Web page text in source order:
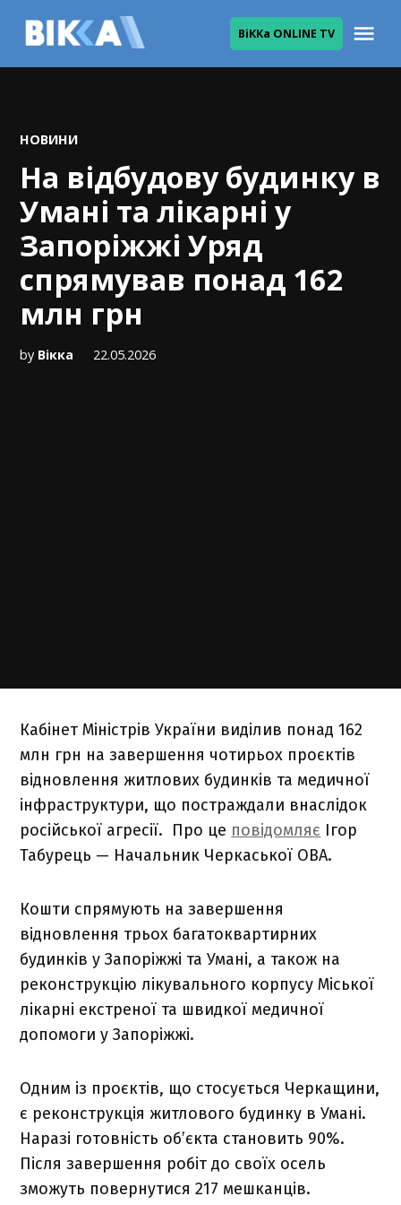
ВіККа ONLINE TV
POSTED
НОВИНИ
На відбудову будинку в
Умані та лікарні у
Запоріжжі Уряд
спрямував понад 162
млн грн
by Вікка 22.05.2026
Кабінет Міністрів України виділив понад 162
млн грн на завершення чотирьох проєктів
відновлення житлових будинків та медичної
інфраструктури, що постраждали внаслідок
російської агресії. Про це повідомляє Ігор
Табурець — Начальник Черкаської ОВА.
Кошти спрямують на завершення
відновлення трьох багатоквартирних
будинків у Запоріжжі та Умані, а також на
реконструкцію лікувального корпусу Міської
лікарні екстреної та швидкої медичної
допомоги у Запоріжжі.
Одним із проєктів, що стосується Черкащини,
є реконструкція житлового будинку в Умані.
Наразі готовність об’єкта становить 90%.
Після завершення робіт до своїх осель
зможуть повернутися 217 мешканців.